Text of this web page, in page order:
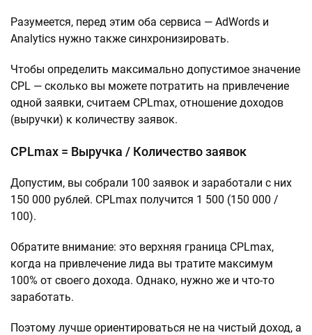
Разумеется, перед этим оба сервиса — AdWords и
Analytics нужно также синхронизировать.
Чтобы определить максимально допустимое значение
CPL — сколько вы можете потратить на привлечение
одной заявки, считаем CPLmax, отношение доходов
(выручки) к количеству заявок.
CPLmax = Выручка / Количество заявок
Допустим, вы собрали 100 заявок и заработали с них
150 000 рублей. CPLmax получится 1 500 (150 000 /
100).
Обратите внимание: это верхняя граница CPLmax,
когда на привлечение лида вы тратите максимум
100% от своего дохода. Однако, нужно же и что-то
заработать.
Поэтому лучше ориентироваться не на чистый доход, а